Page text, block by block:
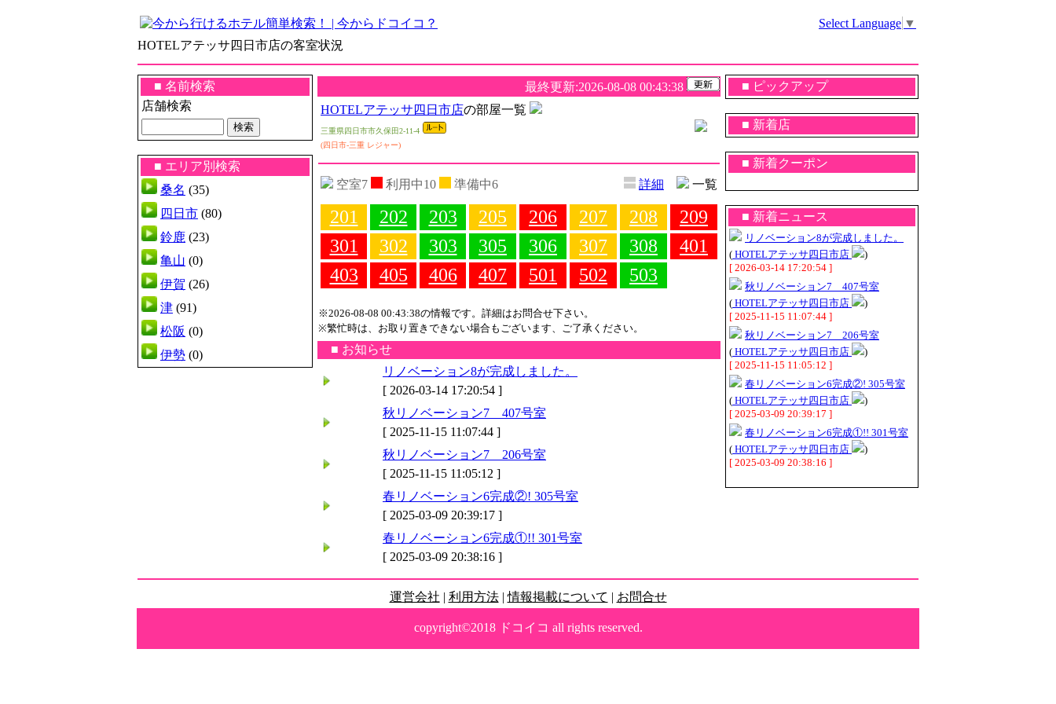
Select Language ▼
HOTELアテッサ四日市店の客室状況
■ 名前検索
店舗検索
■ エリア別検索
桑名 (35)
四日市 (80)
鈴鹿 (23)
亀山 (0)
伊賀 (26)
津 (91)
松阪 (0)
伊勢 (0)
最終更新:2026-08-08 00:43:38
HOTELアテッサ四日市店の部屋一覧
三重県四日市市久保田2-11-4
(四日市-三重 レジャー)
空室7 利用中10 準備中6 詳細 一覧
201 202 203 205 206 207 208
209
301
302 303 305 306 307 308
401
403
405 406 407 501 502 503
※2026-08-08 00:43:38の情報です。詳細はお問合せ下さい。
※繁忙時は、お取り置きできない場合もございます、ご了承ください。
■ お知らせ
リノベーション8が完成しました。
[ 2026-03-14 17:20:54 ]
秋リノベーション7 407号室
[ 2025-11-15 11:07:44 ]
秋リノベーション7 206号室
[ 2025-11-15 11:05:12 ]
春リノベーション6完成②! 305号室
[ 2025-03-09 20:39:17 ]
春リノベーション6完成①!! 301号室
[ 2025-03-09 20:38:16 ]
■ ピックアップ
■ 新着店
■ 新着クーポン
■ 新着ニュース
リノベーション8が完成しました。
( HOTELアテッサ四日市店
)
[ 2026-03-14 17:20:54 ]
秋リノベーション7 407号室
( HOTELアテッサ四日市店
)
[ 2025-11-15 11:07:44 ]
秋リノベーション7 206号室
( HOTELアテッサ四日市店
)
[ 2025-11-15 11:05:12 ]
春リノベーション6完成②! 305号室
( HOTELアテッサ四日市店
)
[ 2025-03-09 20:39:17 ]
春リノベーション6完成①!! 301号室
( HOTELアテッサ四日市店
)
[ 2025-03-09 20:38:16 ]
運営会社 | 利用方法|情報掲載について | お問合せ
copyright©2018 ドコイコ all rights reserved.